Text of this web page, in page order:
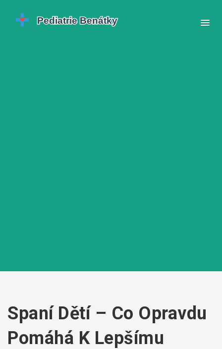
Spaní Dětí – Co Opravdu
Pomáhá K Lepšímu